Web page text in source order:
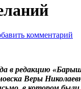
комментарий
в редакцию
Веры